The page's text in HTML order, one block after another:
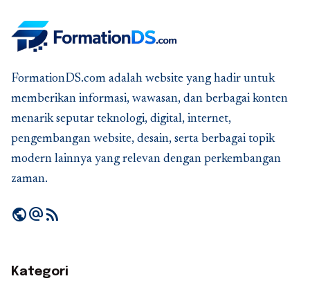
FormationDS.com adalah website yang hadir untuk
memberikan informasi, wawasan, dan berbagai konten
menarik seputar teknologi, digital, internet,
pengembangan website, desain, serta berbagai topik
modern lainnya yang relevan dengan perkembangan
zaman.
publicalternate_emailrss_feed
Kategori